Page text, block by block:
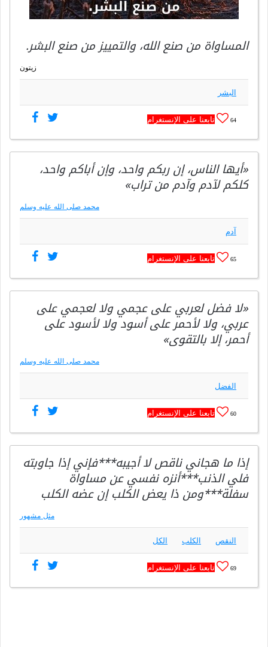
المساواة من صنع الله، والتمييز من صنع البشر.
زيتون
البشر
64 تابعنا على الإنستغرام
«أيها الناس، إن ربكم واحد، وإن أباكم واحد،
كلكم لآدم وآدم من تراب»
محمد صلى الله عليه وسلم
آدم
65 تابعنا على الإنستغرام
«لا فضل لعربي على عجمي ولا لعجمي على
عربي، ولا لأحمر على أسود ولا لأسود على
أحمر، إلا بالتقوى»
محمد صلى الله عليه وسلم
الفضل
60 تابعنا على الإنستغرام
إذا ما هجاني ناقص لا أجيبه***فإني إذا جاوبته
فلي الذنب***أنزه نفسي عن مساواة
سفلة***ومن ذا يعض الكلب إن عضه الكلب
مثل مشهور
النقص الكلب الكل
69 تابعنا على الإنستغرام